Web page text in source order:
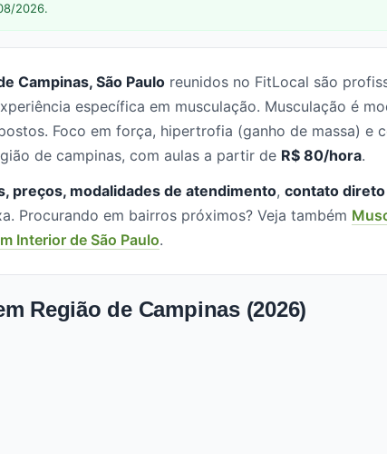
2026.
Campinas, São Paulo reunidos no FitLocal são
específica em musculação. Musculação é
Foco em força, hipertrofia (ganho de massa) e
de campinas, com aulas a partir de R$ 80/hora.
preços, modalidades de atendimento, contato
Procurando em bairros próximos? Veja também
Interior de São Paulo.
Região de Campinas (2026)